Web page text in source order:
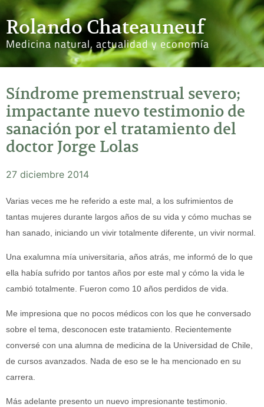
Rolando Chateauneuf
Medicina natural, actualidad y economía
Síndrome premenstrual severo;
impactante nuevo testimonio de
sanación por el tratamiento del
doctor Jorge Lolas
27 diciembre 2014
Varias veces me he referido a este mal, a los sufrimientos de
tantas mujeres durante largos años de su vida y cómo muchas se
han sanado, iniciando un vivir totalmente diferente, un vivir normal.
Una exalumna mía universitaria, años atrás, me informó de lo que
ella había sufrido por tantos años por este mal y cómo la vida le
cambió totalmente. Fueron como 10 años perdidos de vida.
Me impresiona que no pocos médicos con los que he conversado
sobre el tema, desconocen este tratamiento. Recientemente
conversé con una alumna de medicina de la Universidad de Chile,
de cursos avanzados. Nada de eso se le ha mencionado en su
carrera.
Más adelante presento un nuevo impresionante testimonio.